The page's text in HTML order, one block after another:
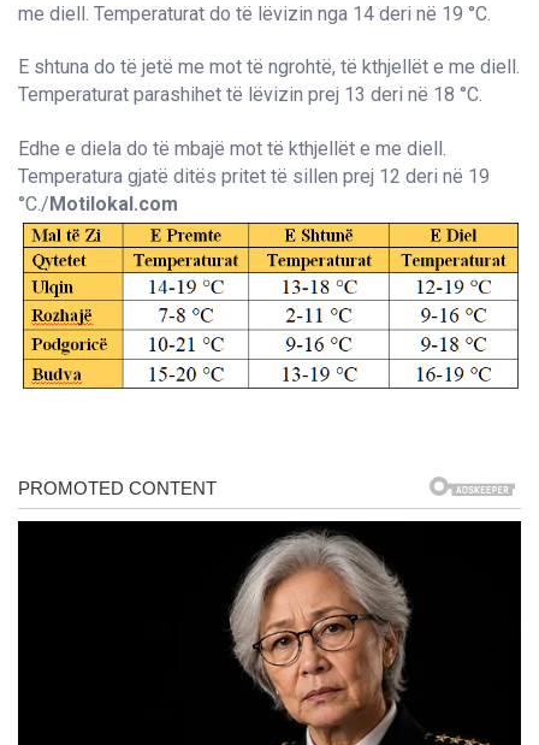
me diell. Temperaturat do të lëvizin nga 14 deri në 19 °C.
E shtuna do të jetë me mot të ngrohtë, të kthjellët e me diell.
Temperaturat parashihet të lëvizin prej 13 deri në 18 °C.
Edhe e diela do të mbajë mot të kthjellët e me diell.
Temperatura gjatë ditës pritet të sillen prej 12 deri në 19
°C./Motilokal.com